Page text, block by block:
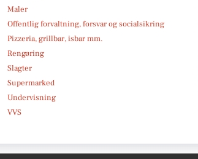
Maler
Offentlig forvaltning, forsvar og socialsikring
Pizzeria, grillbar, isbar mm.
Rengøring
Slagter
Supermarked
Undervisning
VVS